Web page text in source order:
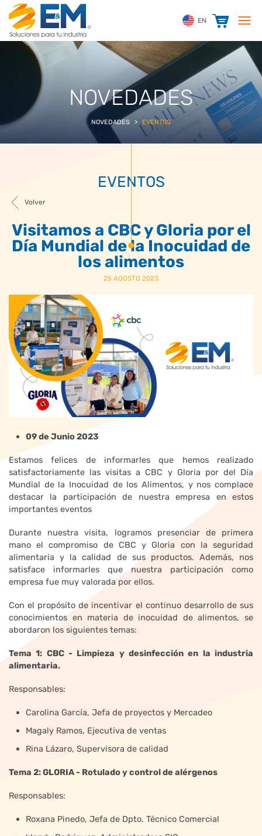
EN
NOVEDADES
NOVEDADES > EVENTOS
EVENTOS
Volver
Visitamos a CBC y Gloria por el
Día Mundial de la Inocuidad de
los alimentos
25 AGOSTO 2023
09 de Junio 2023
Estamos felices de informarles que hemos realizado
satisfactoriamente las visitas a CBC y Gloria por del Día
Mundial de la Inocuidad de los Alimentos, y nos complace
destacar la participación de nuestra empresa en estos
importantes eventos
Durante nuestra visita, logramos presenciar de primera
mano el compromiso de CBC y Gloria con la seguridad
alimentaria y la calidad de sus productos. Además, nos
satisface informarles que nuestra participación como
empresa fue muy valorada por ellos.
Con el propósito de incentivar el continuo desarrollo de sus
conocimientos en materia de inocuidad de alimentos, se
abordaron los siguientes temas:
Tema 1: CBC - Limpieza y desinfección en la industria
alimentaria.
Responsables:
Carolina García, Jefa de proyectos y Mercadeo
Magaly Ramos, Ejecutiva de ventas
Rina Lázaro, Supervisora de calidad
Tema 2: GLORIA - Rotulado y control de alérgenos
Responsables:
Roxana Pinedo, Jefa de Dpto. Técnico Comercial